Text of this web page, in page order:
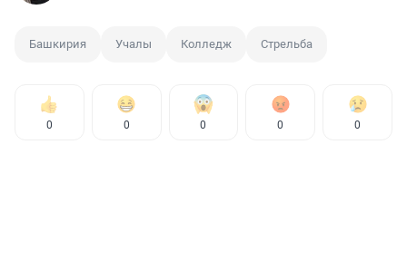
Башкирия Учалы Колледж Стрельба
0 0 0 0 0